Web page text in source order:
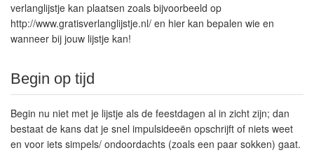
verlanglijstje kan plaatsen zoals bijvoorbeeld op
http://www.gratisverlanglijstje.nl/ en hier kan bepalen wie en
wanneer bij jouw lijstje kan!
Begin op tijd
Begin nu niet met je lijstje als de feestdagen al in zicht zijn; dan
bestaat de kans dat je snel impulsideeën opschrijft of niets weet
en voor iets simpels/ ondoordachts (zoals een paar sokken) gaat.